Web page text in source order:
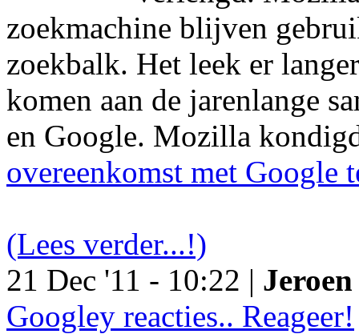
zoekmachine blijven
zoekbalk. Het leek er
komen aan de jarenlange
en Google. Mozilla
overeenkomst met Google
(Lees verder...!)
21 Dec '11 - 10:22 |
Googley reacties.. Reageer!